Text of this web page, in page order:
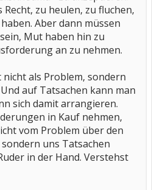
zu heulen, zu fluchen,
Aber dann müssen
Mut haben hin zu
an zu nehmen.
als Problem, sondern
auf Tatsachen kann man
sich damit arrangieren.
in Kauf nehmen,
vom Problem über den
uns Tatsachen
in der Hand. Verstehst